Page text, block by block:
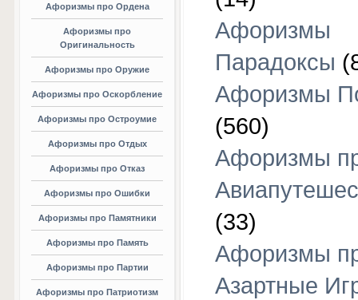
Афоризмы про Ордена
Афоризмы про
Оригинальность
Афоризмы про Оружие
Афоризмы про Оскорбление
Афоризмы про Остроумие
Афоризмы про Отдых
Афоризмы про Отказ
Афоризмы про Ошибки
Афоризмы про Памятники
Афоризмы про Память
Афоризмы про Партии
Афоризмы про Патриотизм
Афоризмы
Парадоксы
Афоризмы
(560)
Афоризмы
(33)
Афоризмы
Азартные